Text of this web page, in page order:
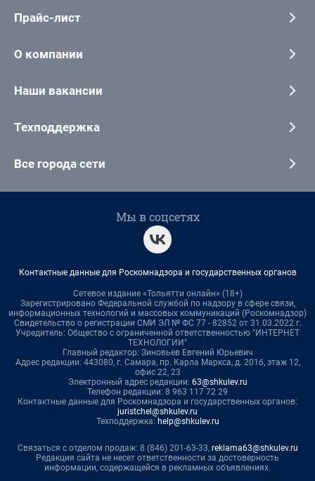
Прайс-лист
О компании
Наши вакансии
Техподдержка
Все города сети
Мы в соцсетях
Контактные данные для Роскомнадзора и государственных органов
Сетевое издание «Тольятти онлайн» (18+)
Зарегистрировано Федеральной службой по надзору в сфере связи,
информационных технологий и массовых коммуникаций (Роскомнадзор)
Свидетельство о регистрации СМИ ЭЛ № ФС 77 - 82852 от 31.03.2022 г.
Учредитель: Общество с ограниченной ответственностью "ИНТЕРНЕТ
ТЕХНОЛОГИИ"
Главный редактор: Зиновьев Евгений Юрьевич
Адрес редакции: 443080, г. Самара, пр. Карла Маркса, д. 201б, этаж 12,
офис 22, 23
Электронный адрес редакции: 63@shkulev.ru
Телефон редакции: 8 963 117 72 29
Контактные данные для Роскомнадзора и государственных органов:
juristchel@shkulev.ru
Техподдержка: help@shkulev.ru
Связаться с отделом продаж: 8 (846) 201-63-33, reklama63@shkulev.ru
Редакция сайта не несет ответственности за достоверность
информации, содержащейся в рекламных объявлениях.